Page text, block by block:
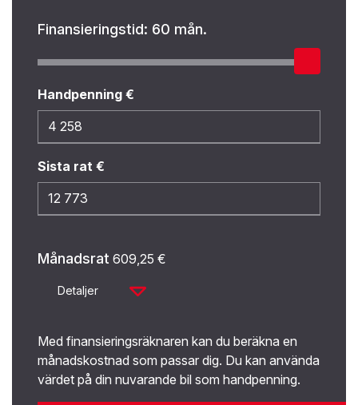
Finansieringstid: 60 mån.
Handpenning €
Sista rat €
Månadsrat 609,25 €
Detaljer
Med finansieringsräknaren kan du beräkna en
månadskostnad som passar dig. Du kan använda
värdet på din nuvarande bil som handpenning.